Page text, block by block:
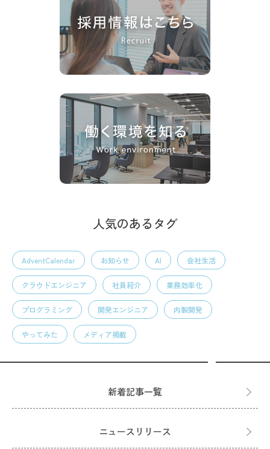
人気のあるタグ
AdventCalendar お知らせ AI 会社生活
クラウドエンジニア 社員紹介 業務効率化
プログラミング 開発エンジニア 内製開発
やってみた メディア掲載
新着記事一覧
ニュースリリース